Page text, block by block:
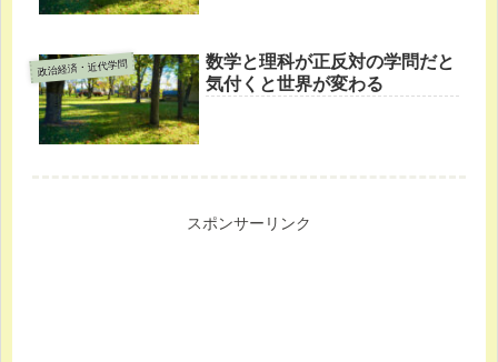
政治経済・近代学問
数学と理科が正反対の学問だと
気付くと世界が変わる
スポンサーリンク